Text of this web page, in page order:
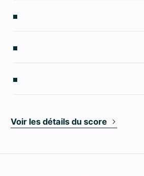
Voir les détails du score